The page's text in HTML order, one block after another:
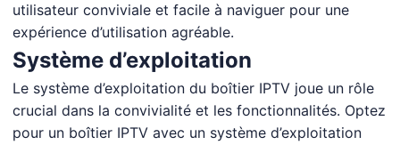
utilisateur conviviale et facile à naviguer pour une
expérience d’utilisation agréable.
Système d’exploitation
Le système d’exploitation du boîtier IPTV joue un rôle
crucial dans la convivialité et les fonctionnalités. Optez
pour un boîtier IPTV avec un système d’exploitation